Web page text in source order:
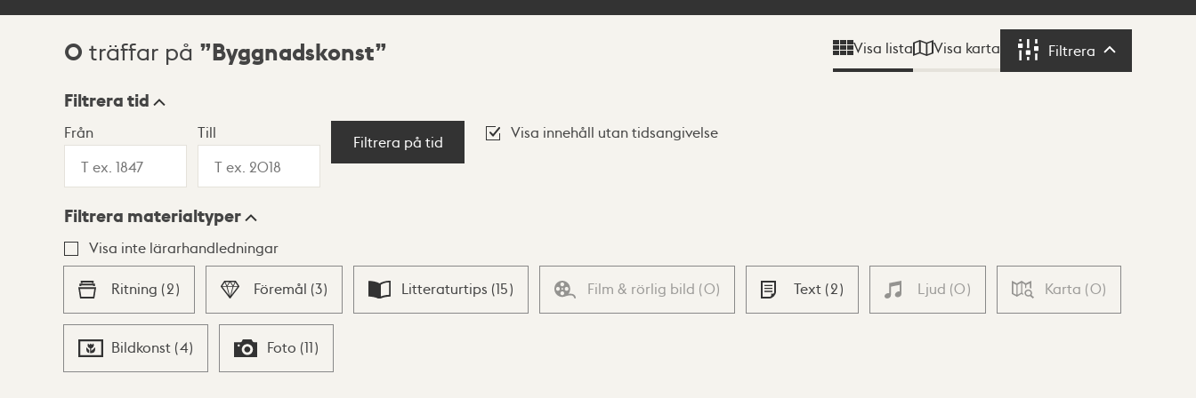
Sökresultat
0 träffar på Byggnadskonst Visa lista Visa karta Filtrera Filtrera
Visningsläge
Lista Karta
Filtrera tid
Från Till
Filtrera på tid
Visa innehåll utan tidsangivelse
Filtrera materialtyper
Visa inte lärarhandledningar
Ritning (2) Föremål (3) Litteraturtips (15) Film & rörlig bild (0) Text (2) Ljud (0) Karta (0)
Bildkonst (4) Foto (11)